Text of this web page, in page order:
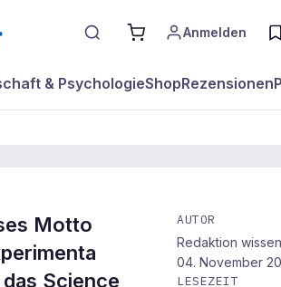
Anmelden
& PsychologieShopRezensionen
Motto
Science
AUTOR
Redaktion
04. November
LESEZEIT